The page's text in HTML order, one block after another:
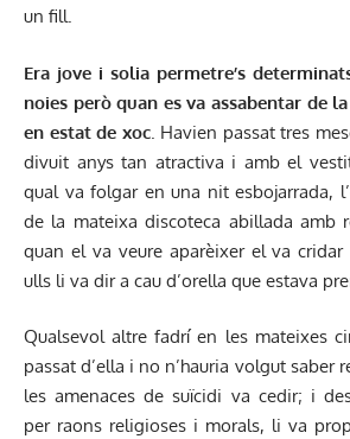
un fill.
Era jove i solia permetre’s
noies però quan es va assabentar de
en estat de xoc. Havien passat tres
divuit anys tan atractiva i amb el
qual va folgar en una nit esbojarrada,
de la mateixa discoteca abillada amb
quan el va veure aparèixer el va
ulls li va dir a cau d’orella que estava
Qualsevol altre fadrí en les mateixes
passat d’ella i no n’hauria volgut saber
les amenaces de suïcidi va cedir; i
per raons religioses i morals, li va